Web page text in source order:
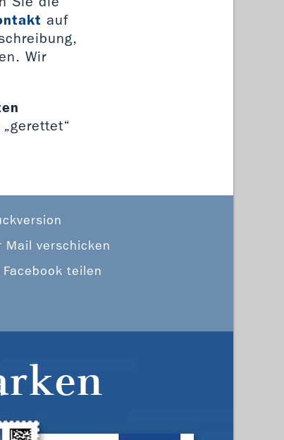
auf
Wir
Mail verschicken
Facebook teilen